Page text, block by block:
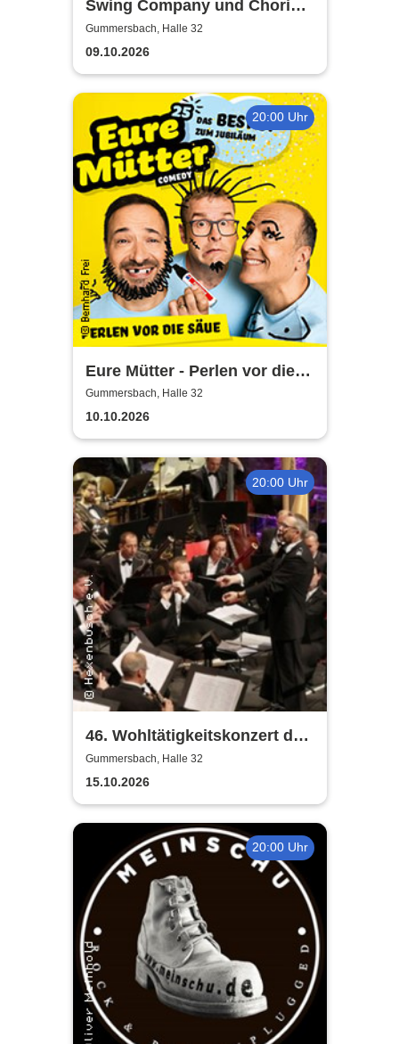
Swing Company und Chorios
Olpe
Gummersbach, Halle 32
09.10.2026
20:00 Uhr
Eure Mütter - Perlen vor die
Säue - Das Best Of zum
Jubiläum
Gummersbach, Halle 32
10.10.2026
20:00 Uhr
46. Wohltätigkeitskonzert des
Musikkorps der Bundeswehr
Gummersbach, Halle 32
15.10.2026
20:00 Uhr